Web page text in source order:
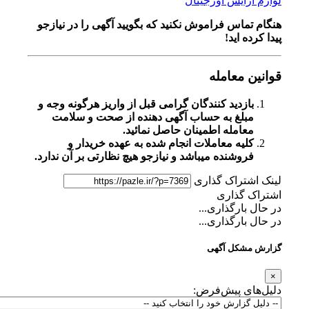
فراموش نکنید که بگویید آگهی را درنیازجو
کنندگان گرامی قبل از واریز هرگونه وجه و
به حساب آگهی دهنده از صحت و سلامت
اطمینان حاصل نمائید.
معاملات انجام شده به عهده خریدار و
میباشد و نیازجو هیچ نظارتی بر آن ندارد.
گذاری
آگهی
پیش‌فرض: